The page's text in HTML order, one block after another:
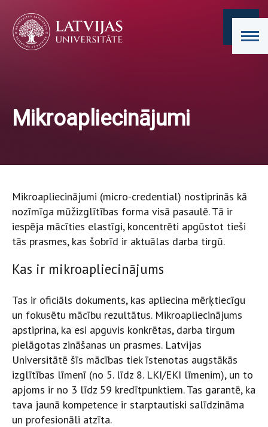
Mikroapliecinājumi
Mikroapliecinājumi (micro-credential) nostiprinās kā
nozīmīga mūžizglītības forma visā pasaulē. Tā ir
iespēja mācīties elastīgi, koncentrēti apgūstot tieši
tās prasmes, kas šobrīd ir aktuālas darba tirgū.
Kas ir mikroapliecinājums
Tas ir oficiāls dokuments, kas apliecina mērķtiecīgu
un fokusētu mācību rezultātus. Mikroapliecinājums
apstiprina, ka esi apguvis konkrētas, darba tirgum
pielāgotas zināšanas un prasmes. Latvijas
Universitātē šīs mācības tiek īstenotas augstākās
izglītības līmenī (no 5. līdz 8. LKI/EKI līmenim), un to
apjoms ir no 3 līdz 59 kredītpunktiem. Tas garantē, ka
tava jaunā kompetence ir starptautiski salīdzināma
un profesionāli atzīta.